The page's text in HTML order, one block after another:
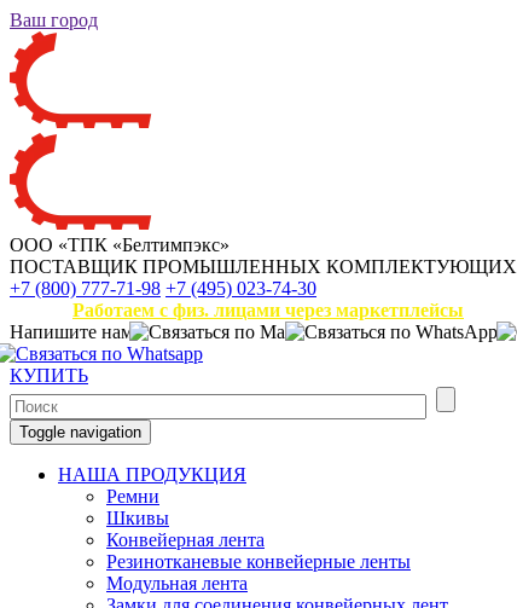
Ваш город
ООО «ТПК «Белтимпэкс»
ПОСТАВЩИК ПРОМЫШЛЕННЫХ КОМПЛЕКТУЮЩИХ
+7 (800) 777-71-98 +7 (495) 023-74-30
Работаем с физ. лицами через маркетплейсы
Напишите нам
КУПИТЬ
Toggle navigation
НАША ПРОДУКЦИЯ
Ремни
Шкивы
Конвейерная лента
Резинотканевые конвейерные ленты
Модульная лента